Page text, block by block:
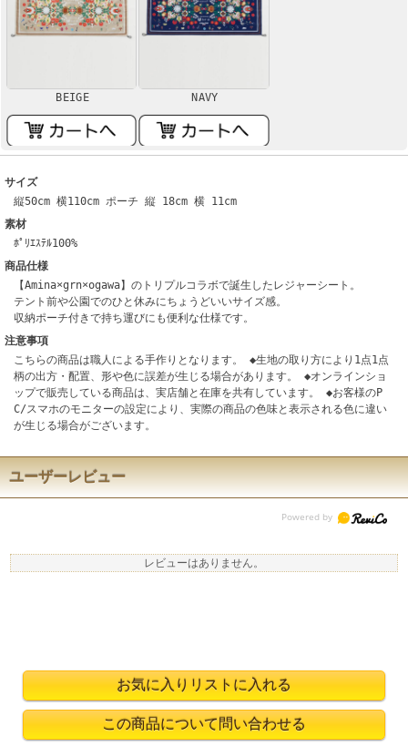
BEIGE NAVY
サイズ
縦50cm 横110cm ポーチ 縦 18cm 横 11cm
素材
ﾎﾟﾘｴｽﾃﾙ100%
商品仕様
【Amina×grn×ogawa】のトリプルコラボで誕生したレジャーシート。
テント前や公園でのひと休みにちょうどいいサイズ感。
収納ポーチ付きで持ち運びにも便利な仕様です。
注意事項
こちらの商品は職人による手作りとなります。 ◆生地の取り方により1点1点
柄の出方・配置、形や色に誤差が生じる場合があります。 ◆オンラインショ
ップで販売している商品は、実店舗と在庫を共有しています。 ◆お客様のP
C/スマホのモニターの設定により、実際の商品の色味と表示される色に違い
が生じる場合がございます。
ユーザーレビュー
レビューはありません。